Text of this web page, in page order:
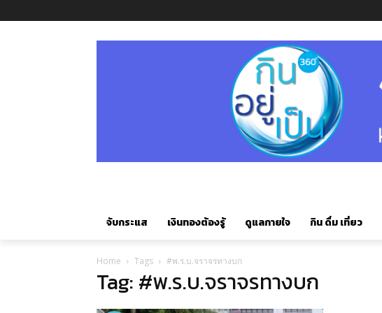
จับกระแส เงินทองต้องรู้ ดูแลกายใจ กิน ดื่ม เที่ยว
Home Tags #พ.ร.บ.จราจรทางบก
Tag: #พ.ร.บ.จราจรทางบก